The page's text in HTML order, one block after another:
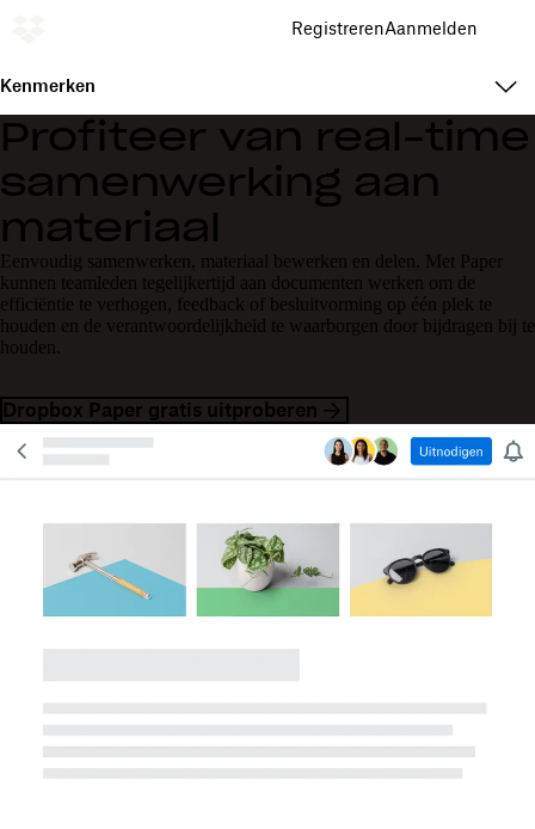
RegistrerenAanmelden
Kenmerken
Profiteer van real-time
samenwerking aan
materiaal
Eenvoudig samenwerken, materiaal bewerken en delen. Met Paper
kunnen teamleden tegelijkertijd aan documenten werken om de
efficiëntie te verhogen, feedback of besluitvorming op één plek te
houden en de verantwoordelijkheid te waarborgen door bijdragen bij te
houden.
Dropbox Paper gratis uitproberen